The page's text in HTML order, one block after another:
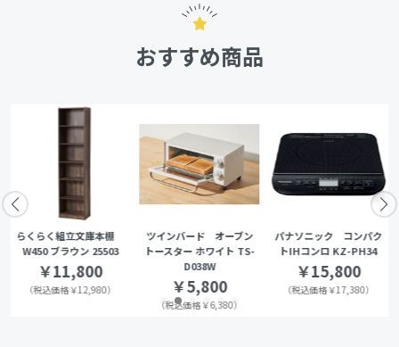
おすすめ商品
らくらく組立文庫本棚
W450 ブラウン 25503
￥11,800
（税込価格￥12,980）
ツインバード オーブン
トースター ホワイト TS-
D038W
￥5,800
（税込価格￥6,380）
パナソニック コンパク
トIHコンロ KZ-PH34
￥15,800
（税込価格￥17,380）